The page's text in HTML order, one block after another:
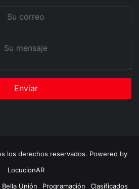
los derechos reservados. Powered by
LocucionAR
Bella Unión Programación Clasificados